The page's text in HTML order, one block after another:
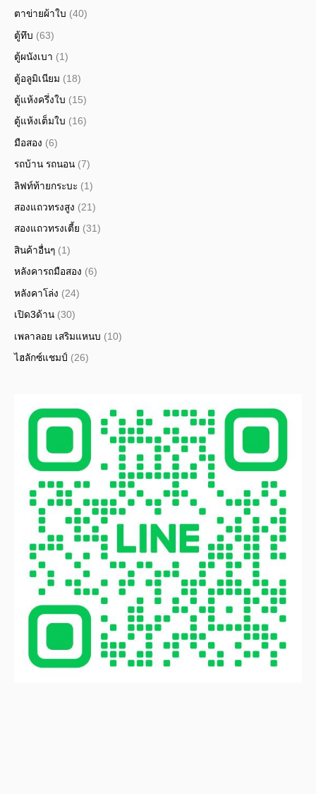
ตาข่ายผ้าใบ (40)
ตู้ทึบ (63)
ตู้ผนังเบา (1)
ตู้อลูมิเนียม (18)
ตู้แห้งครึ่งใบ (15)
ตู้แห้งเต็มใบ (16)
มือสอง (6)
รถบ้าน รถนอน (7)
ลิฟท์ท้ายกระบะ (1)
สองแถวทรงสูง (21)
สองแถวทรงเตี้ย (31)
สินค้าอื่นๆ (1)
หลังคารถมือสอง (6)
หลังคาโล่ง (24)
เปิด3ด้าน (30)
เพลาลอย เสริมแหนบ (10)
ไฮลักซ์แชมป์ (26)